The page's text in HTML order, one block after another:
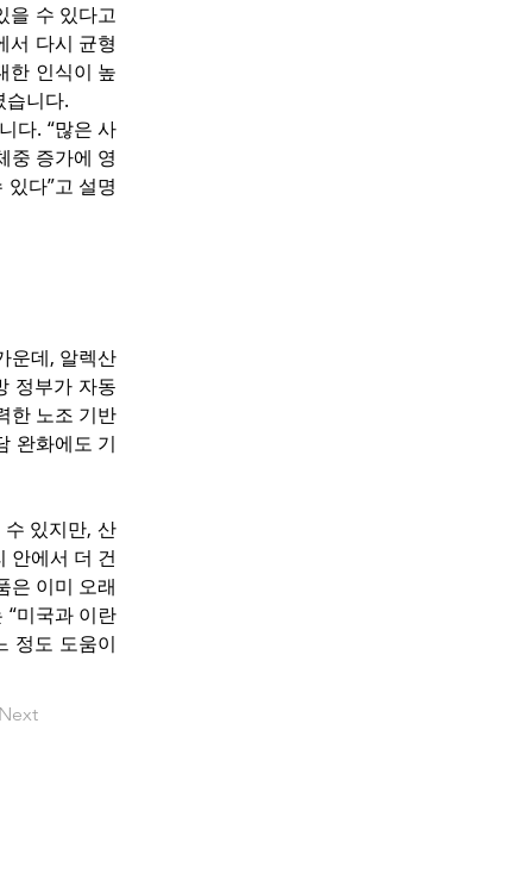
을 수 있다고
서 다시 균형
한 인식이 높
습니다.
다. “많은 사
중 증가에 영
다”고 설명
운데, 알렉산
정부가 자동
한 노조 기반
완화에도 기
있지만, 산
안에서 더 건
은 이미 오래
“미국과 이란
정도 도움이
Next